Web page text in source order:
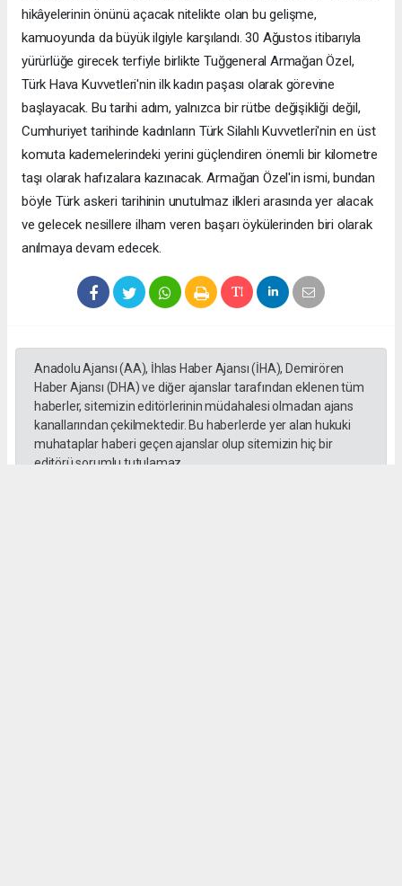
hikâyelerinin önünü açacak nitelikte olan bu gelişme,
kamuoyunda da büyük ilgiyle karşılandı. 30 Ağustos itibarıyla
yürürlüğe girecek terfiyle birlikte Tuğgeneral Armağan Özel,
Türk Hava Kuvvetleri'nin ilk kadın paşası olarak görevine
başlayacak. Bu tarihi adım, yalnızca bir rütbe değişikliği değil,
Cumhuriyet tarihinde kadınların Türk Silahlı Kuvvetleri'nin en üst
komuta kademelerindeki yerini güçlendiren önemli bir kilometre
taşı olarak hafızalara kazınacak. Armağan Özel'in ismi, bundan
böyle Türk askeri tarihinin unutulmaz ilkleri arasında yer alacak
ve gelecek nesillere ilham veren başarı öykülerinden biri olarak
anılmaya devam edecek.
Anadolu Ajansı (AA), İhlas Haber Ajansı (İHA), Demirören
Haber Ajansı (DHA) ve diğer ajanslar tarafından eklenen tüm
haberler, sitemizin editörlerinin müdahalesi olmadan ajans
kanallarından çekilmektedir. Bu haberlerde yer alan hukuki
muhataplar haberi geçen ajanslar olup sitemizin hiç bir
editörü sorumlu tutulamaz...